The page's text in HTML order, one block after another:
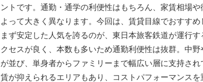
ントです。通勤・通学の利便性はもちろん、家賃相場
よって大きく異なります。今回は、賃貸目線でおすすめ
まず安定した人気を誇るのが、 東日本旅客鉄道が運行す
クセスが良く、本数も多いため通勤利便性は抜群。中
が並び、単身者からファミリーまで幅広い層に支持さ
賃が抑えられるエリアもあり、コストパフォーマンスを